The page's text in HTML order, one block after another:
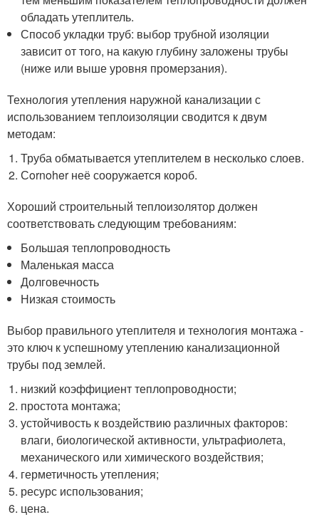
обладать утеплитель.
Способ укладки труб: выбор трубной изоляции
зависит от того, на какую глубину заложены трубы
(ниже или выше уровня промерзания).
Технология утепления наружной канализации с
использованием теплоизоляции сводится к двум
методам:
Труба обматывается утеплителем в несколько слоев.
Сornoher неё сооружается короб.
Хороший строительный теплоизолятор должен
соответствовать следующим требованиям:
Большая теплопроводность
Маленькая масса
Долговечность
Низкая стоимость
Выбор правильного утеплителя и технология монтажа -
это ключ к успешному утеплению канализационной
трубы под землей.
низкий коэффициент теплопроводности;
простота монтажа;
устойчивость к воздействию различных факторов:
влаги, биологической активности, ультрафиолета,
механического или химического воздействия;
герметичность утепления;
ресурс использования;
цена.